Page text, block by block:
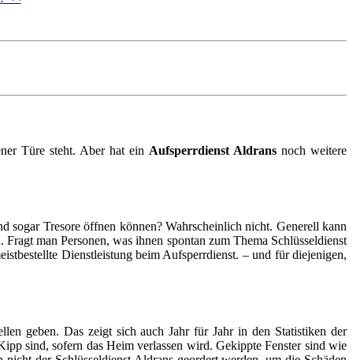
Türe steht. Aber hat ein Aufsperrdienst Aldransnoch weitere
sogar Tresore öffnen können? Wahrscheinlich nicht. Generell kann
man Personen, was ihnen spontan zum Thema Schlüsseldienst
Dienstleistung beim Aufsperrdienst. – und für diejenigen,
geben. Das zeigt sich auch Jahr für Jahr in den Statistiken der
sind, sofern das Heim verlassen wird. Gekippte Fenster sind wie